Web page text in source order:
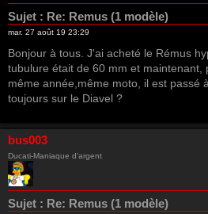
Sujet : Re: Remus (1 modèle)
mar. 27 août 19 23:29
Bonjour à tous. J'ai acheté le Rémus
tubulure était de 60 mm et maintenant,
même année,même moto, il est passé
toujours sur le Diavel ?
bus003
Ducati-Maniaque d'argent
Sujet : Re: Remus (1 modèle)